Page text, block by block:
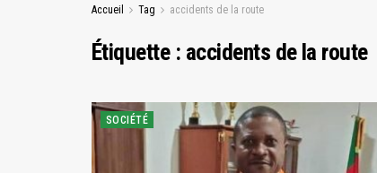
Accueil Tag accidents de la route
Étiquette : accidents de la route
SOCIÉTÉ